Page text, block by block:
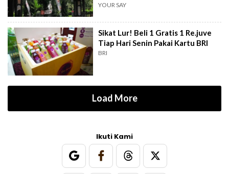
YOUR SAY
Sikat Lur! Beli 1 Gratis 1 Re.juve
Tiap Hari Senin Pakai Kartu BRI
BRI
Load More
Ikuti Kami